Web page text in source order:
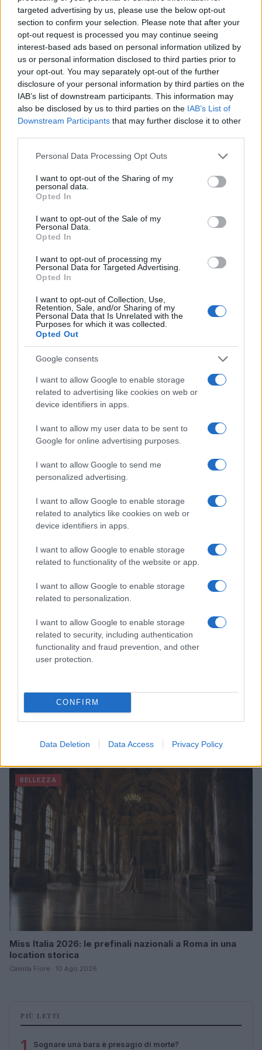
targeted advertising by us, please use the below opt-out
section to confirm your selection. Please note that after your
opt-out request is processed you may continue seeing
interest-based ads based on personal information utilized by
us or personal information disclosed to third parties prior to
your opt-out. You may separately opt-out of the further
disclosure of your personal information by third parties on the
IAB’s list of downstream participants. This information may
also be disclosed by us to third parties on the IAB’s List of
Downstream Participants that may further disclose it to other
Please note that this website/app uses one or more Google
not limited to your visit or usage behaviour. You may click to
grant or deny consent to Google and its third-party tags to
use your data for below specified purposes in below Google
consent section.
Personal Data Processing Opt Outs
I want to opt-out of the Sharing of my
personal data.
Opted In
I want to opt-out of the Sale of my
Personal Data.
Opted In
I want to opt-out of processing my
Personal Data for Targeted Advertising.
Opted In
I want to opt-out of Collection, Use,
Retention, Sale, and/or Sharing of my
Personal Data that Is Unrelated with the
Purposes for which it was collected.
Opted Out
Google consents
I want to allow Google to enable storage
related to advertising like cookies on web or
device identifiers in apps.
I want to allow my user data to be sent to
Google for online advertising purposes.
I want to allow Google to send me
personalized advertising.
I want to allow Google to enable storage
related to analytics like cookies on web or
device identifiers in apps.
I want to allow Google to enable storage
related to functionality of the website or app.
I want to allow Google to enable storage
related to personalization.
I want to allow Google to enable storage
related to security, including authentication
functionality and fraud prevention, and other
user protection.
CONFIRM
Data Deletion Data Access Privacy Policy
AUTORE
Staff
Continua a leggere
Come organizzare una stireria salvaspazio con il
carrello RÅSKOG di IKEA
BELLEZZA
sport e moda
BELLEZZA
Miss Italia 2026: le prefinali nazionali a Roma in una
location storica
Camilla Fiore · 10 Ago 2026
PIÙ LETTI
1 Sognare una bara è presagio di morte?